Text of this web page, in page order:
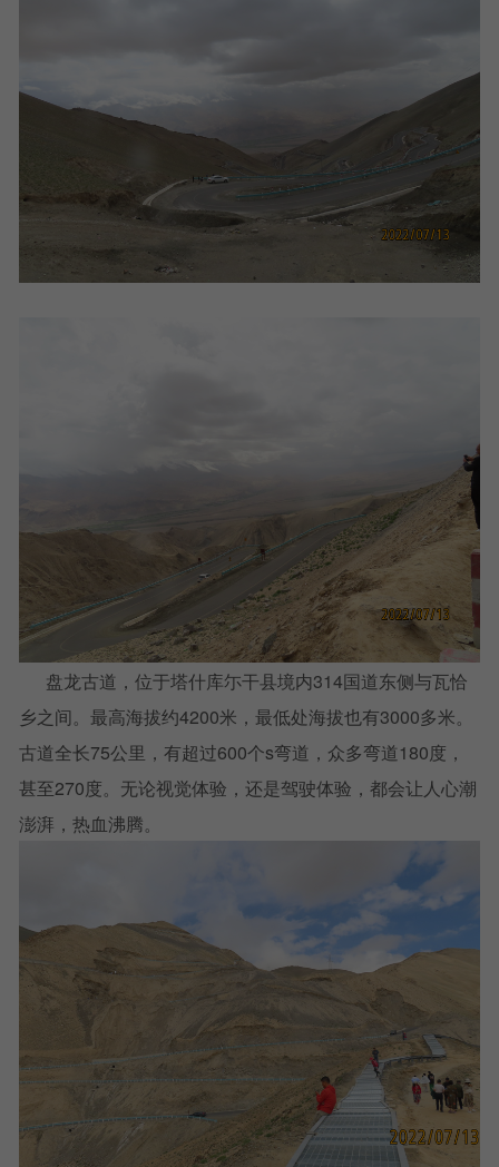
盘龙古道，位于塔什库尓干县境内314国道东侧与瓦恰
乡之间。最高海拔约4200米，最低处海拔也有3000多米。
古道全长75公里，有超过600个s弯道，众多弯道180度，
甚至270度。无论视觉体验，还是驾驶体验，都会让人心潮
澎湃，热血沸腾。